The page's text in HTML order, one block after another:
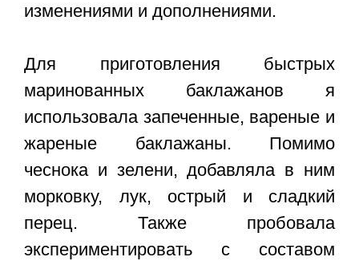
изменениями и дополнениями.
Для приготовления быстрых
маринованных баклажанов я
использовала запеченные, вареные и
жареные баклажаны. Помимо
чеснока и зелени, добавляла в ним
морковку, лук, острый и сладкий
перец. Также пробовала
экспериментировать с составом